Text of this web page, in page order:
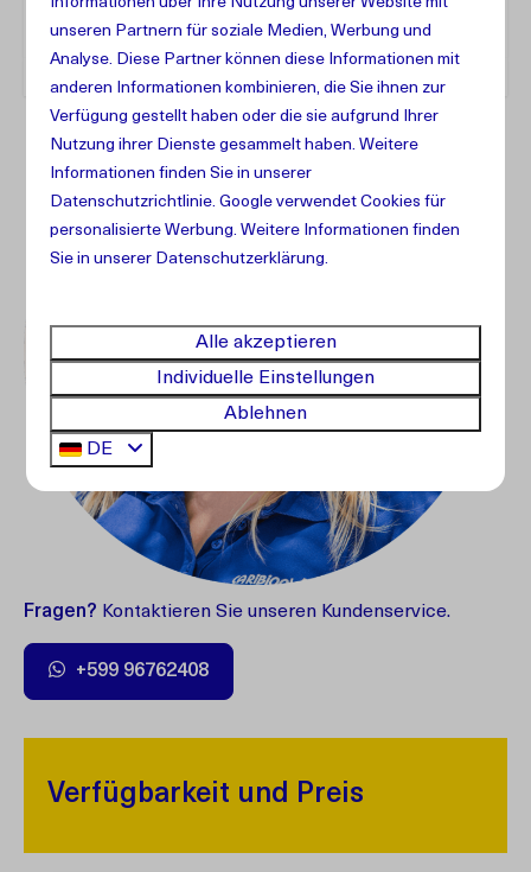
Fragen? Kontaktieren Sie unseren Kundenservice.
+599 96762408
Verfügbarkeit und Preis
unseren Partnern für soziale Medien, Werbung und
Analyse. Diese Partner können diese Informationen mit
anderen Informationen kombinieren, die Sie ihnen zur
Verfügung gestellt haben oder die sie aufgrund Ihrer
Nutzung ihrer Dienste gesammelt haben. Weitere
Informationen finden Sie in unserer
Datenschutzrichtlinie.Google verwendet Cookies für
personalisierte Werbung. Weitere Informationen finden
Sie in unserer Datenschutzerklärung.
Alle akzeptieren
Individuelle Einstellungen
Ablehnen
DE